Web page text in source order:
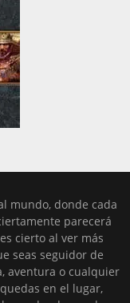
mundo, donde cada
parecerá
cierto al ver más
seas seguidor de
aventura o cualquier
en el lugar,